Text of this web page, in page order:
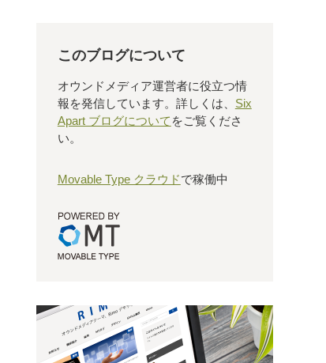
このブログについて
オウンドメディア運営者に役立つ情
報を発信しています。詳しくは、 Six
Apart ブログについて をご覧くださ
い。
Movable Type クラウドで稼働中